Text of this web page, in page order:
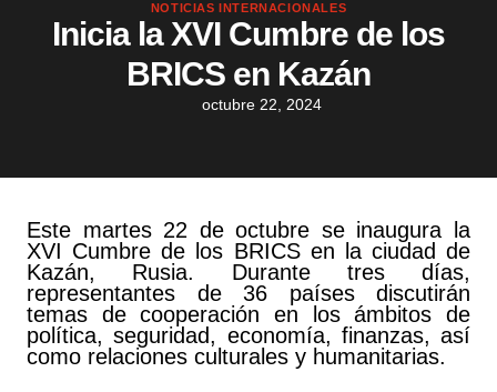
NOTICIAS INTERNACIONALES
Inicia la XVI Cumbre de los
BRICS en Kazán
octubre 22, 2024
Este martes 22 de octubre se inaugura la
XVI Cumbre de los BRICS en la ciudad de
Kazán, Rusia. Durante tres días,
representantes de 36 países discutirán
temas de cooperación en los ámbitos de
política, seguridad, economía, finanzas, así
como relaciones culturales y humanitarias.